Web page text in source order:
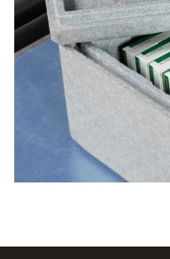
devez surveiller de
départements au moyen
êtes cependant garantir
des données.
Cela prend du temps...
épargner en utilisant
Les enregistreurs de
automatiquement les